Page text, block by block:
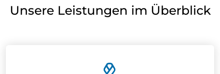
Unsere Leistungen im Überblick